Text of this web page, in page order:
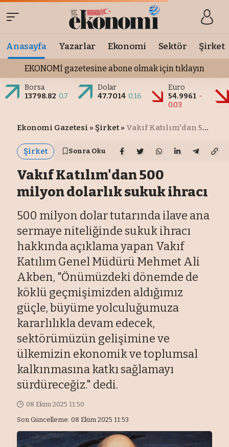
Anasayfa Yazarlar Ekonomi Sektör Şirket
EKONOMİ gazetesine abone olmak için tıklayın
Borsa
13798.82 0.7
Dolar
47.7014 0.16
Euro
54.9961 -
0.03
Ekonomi Gazetesi » Şirket » Vakıf Katılım'dan 500 milyon dolarlık sukuk ihracı
Şirket Sonra Oku
Vakıf Katılım'dan 500
milyon dolarlık sukuk ihracı
500 milyon dolar tutarında ilave ana
sermaye niteliğinde sukuk ihracı
hakkında açıklama yapan Vakıf
Katılım Genel Müdürü Mehmet Ali
Akben, "Önümüzdeki dönemde de
köklü geçmişimizden aldığımız
güçle, büyüme yolculuğumuza
kararlılıkla devam edecek,
sektörümüzün gelişimine ve
ülkemizin ekonomik ve toplumsal
kalkınmasına katkı sağlamayı
sürdüreceğiz." dedi.
Son Güncelleme: 08 Ekim 2025 11:53
08 Ekim 2025 11:50